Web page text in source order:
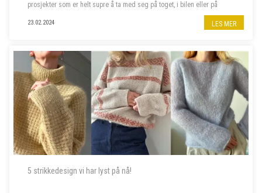
prosjekter som er helt supre å ta med seg på toget, i bilen eller på
23.02.2024 LES MER
5 strikkedesign vi har lyst på nå!